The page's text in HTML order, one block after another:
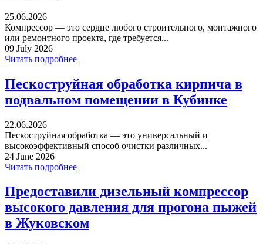
25.06.2026
Компрессор — это сердце любого строительного, монтажного
или ремонтного проекта, где требуется...
09 July 2026
Читать подробнее
Пескоструйная обработка кирпича в
подвальном помещении в Кубинке
22.06.2026
Пескоструйная обработка — это универсальный и
высокоэффективный способ очистки различных...
24 June 2026
Читать подробнее
Предоставили дизельный компрессор
высокого давления для прогона пыжей
в Жуковском